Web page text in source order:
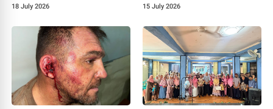
Melalui Pendidikan Pemilih
18 July 2026
Konsolidasi Gerakan Rakyat
15 July 2026